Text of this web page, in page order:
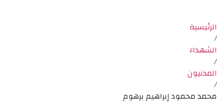
الرئيسية
/
الشهداء
/
المدنيون
/
محمد محمود إبراهيم برهوم